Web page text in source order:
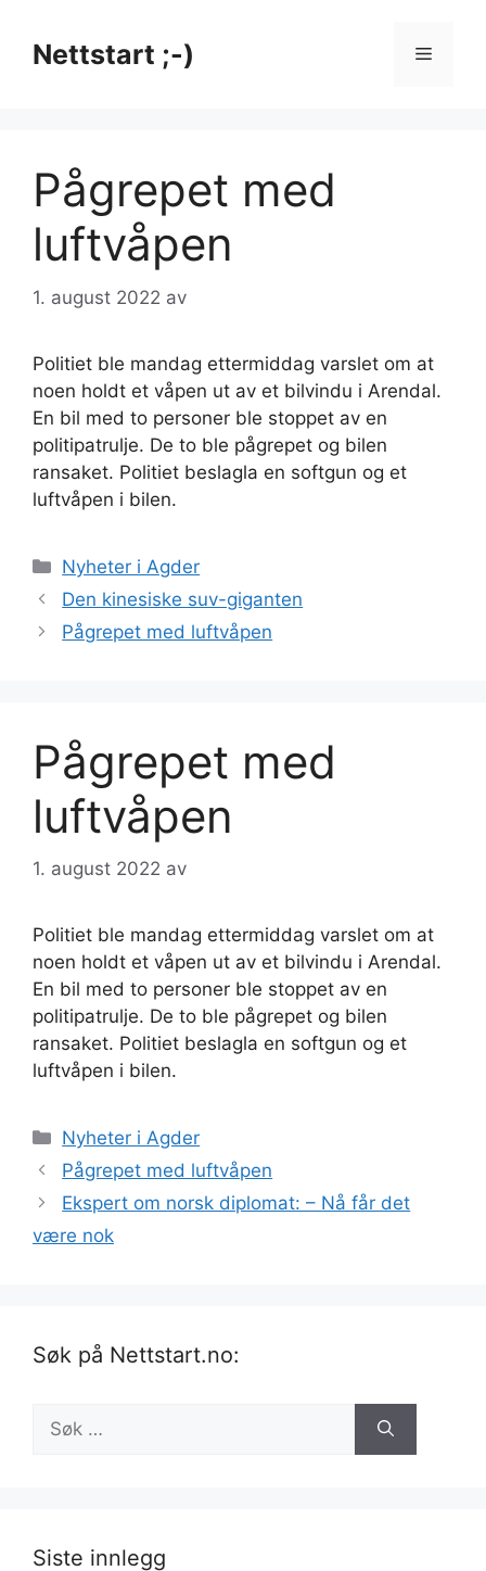
innholdNettstart ;-) Meny
Pågrepet med
luftvåpen
1. august 2022 av
Politiet ble mandag ettermiddag varslet om at
noen holdt et våpen ut av et bilvindu i Arendal.
En bil med to personer ble stoppet av en
politipatrulje. De to ble pågrepet og bilen
ransaket. Politiet beslagla en softgun og et
luftvåpen i bilen.
Kategorier
Nyheter i Agder
Den kinesiske suv-giganten
Pågrepet med luftvåpen
Pågrepet med
luftvåpen
1. august 2022 av
Politiet ble mandag ettermiddag varslet om at
noen holdt et våpen ut av et bilvindu i Arendal.
En bil med to personer ble stoppet av en
politipatrulje. De to ble pågrepet og bilen
ransaket. Politiet beslagla en softgun og et
luftvåpen i bilen.
Kategorier
Nyheter i Agder
Pågrepet med luftvåpen
Ekspert om norsk diplomat: – Nå får det
være nok
Søk på Nettstart.no:
Søk
etter:
Siste innlegg